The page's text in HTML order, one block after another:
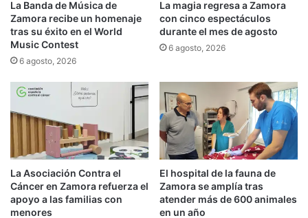
La Banda de Música de
Zamora recibe un homenaje
tras su éxito en el World
Music Contest
6 agosto, 2026
La magia regresa a Zamora
con cinco espectáculos
durante el mes de agosto
6 agosto, 2026
La Asociación Contra el
Cáncer en Zamora refuerza el
apoyo a las familias con
menores
El hospital de la fauna de
Zamora se amplía tras
atender más de 600 animales
en un año